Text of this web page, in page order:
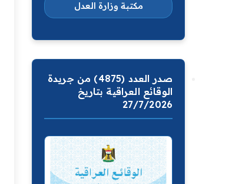
مكتبة وزارة العدل
صدر العدد (4875) من جريدة
الوقائع العراقية بتاريخ
27/7/2026